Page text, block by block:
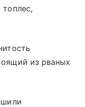
из рваных